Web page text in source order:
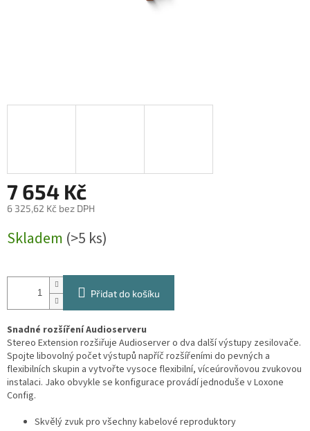
7 654 Kč
6 325,62 Kč bez DPH
cena:
Skladem (>5 ks)
Přidat do košíku
Snadné rozšíření Audioserveru
Stereo Extension rozšiřuje Audioserver o dva další výstupy zesilovače.
Spojte libovolný počet výstupů napříč rozšířeními do pevných a
flexibilních skupin a vytvořte vysoce flexibilní, víceúrovňovou zvukovou
instalaci. Jako obvykle se konfigurace provádí jednoduše v Loxone
Config.
Skvělý zvuk pro všechny kabelové reproduktory